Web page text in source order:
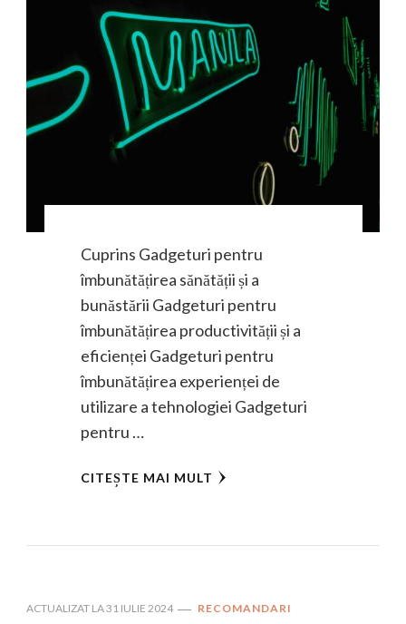
Cuprins Gadgeturi pentru
îmbunătățirea sănătății și a
bunăstării Gadgeturi pentru
îmbunătățirea productivității și a
eficienței Gadgeturi pentru
îmbunătățirea experienței de
utilizare a tehnologiei Gadgeturi
pentru …
CITEȘTE MAI MULT
ACTUALIZAT LA31 IULIE 2024 RECOMANDARI